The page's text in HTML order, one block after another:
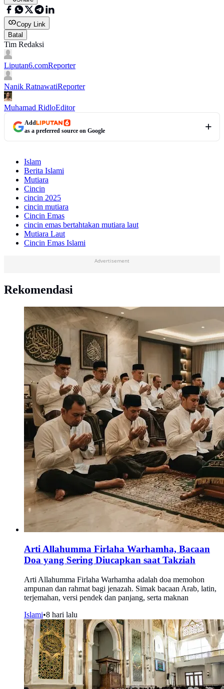
Copy Link
Batal
Tim Redaksi
Liputan6.comReporter
Nanik RatnawatiReporter
Muhamad RidloEditor
Add
as a preferred source on Google
Islam
Berita Islami
Mutiara
Cincin
cincin 2025
cincin mutiara
Cincin Emas
cincin emas bertahtakan mutiara laut
Mutiara Laut
Cincin Emas Islami
Advertisement
Rekomendasi
Arti Allahumma Firlaha Warhamha, Bacaan
Doa yang Sering Diucapkan saat Takziah
Arti Allahumma Firlaha Warhamha adalah doa memohon
ampunan dan rahmat bagi jenazah. Simak bacaan Arab, latin,
terjemahan, versi pendek dan panjang, serta maknan
Islami•8 hari lalu